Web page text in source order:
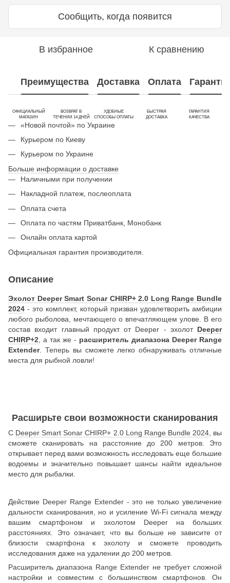
Сообщить, когда появится
В избранное К сравнению
Преимущества Доставка Оплата
ОФИЦИАЛЬНЫЙ
МАГАЗИН
ВОЗВРАТ В
ТЕЧЕНИИ 14 ДНЕЙ
УДОБНЫЕ
СПОСОБЫ ОПЛАТЫ
БЫСТРАЯ
ДОСТАВКА
ГАРАНТИЯ
КАЧЕСТВА
«Новой почтой» по Украине
Курьером по Киеву
Курьером по Украине
Больше информации о доставке
Наличными при получении
Накладной платеж, послеоплата
Оплата счета
Оплата по частям Приватбанк, Монобанк
Онлайн оплата картой
Официальная гарантия производителя.
Описание
Эхолот Deeper Smart Sonar CHIRP+ 2.0 Long Range Bundle
2024 - это комплект, который призван удовлетворить амбиции
любого рыболова, мечтающего о впечатляющем улове. В его
состав входит главный продукт от Deeper - эхолот Deeper
CHIRP+2 , а так же - расширитель диапазона Deeper Range
Extender. Теперь вы сможете легко обнаруживать отличные
места для рыбной ловли!
Расширьте свои возможности сканирования
С Deeper Smart Sonar CHIRP+ 2.0 Long Range Bundle 2024, вы
сможете сканировать на расстояние до 200 метров. Это
открывает перед вами возможность исследовать еще большие
водоемы и значительно повышает шансы найти идеальное
место для рыбалки.
Действие Deeper Range Extender - это не только увеличение
дальности сканирования, но и усиление Wi-Fi сигнала между
вашим смартфоном и эхолотом Deeper на больших
расстояниях. Это означает, что вы больше не зависите от
близости смартфона к эхолоту и сможете проводить
исследования даже на удалении до 200 метров.
Расширитель диапазона Range Extender не требует сложной
настройки и совместим с большинством смартфонов. Он